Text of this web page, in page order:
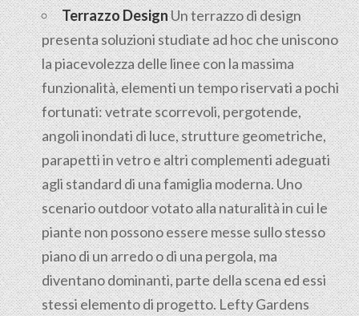
Terrazzo DesignUn terrazzo di design
presenta soluzioni studiate ad hoc che uniscono
la piacevolezza delle linee con la massima
funzionalità, elementi un tempo riservati a pochi
fortunati: vetrate scorrevoli, pergotende,
angoli inondati di luce, strutture geometriche,
parapetti in vetro e altri complementi adeguati
agli standard di una famiglia moderna. Uno
scenario outdoor votato alla naturalità in cui le
piante non possono essere messe sullo stesso
piano di un arredo o di una pergola, ma
diventano dominanti, parte della scena ed essi
stessi elemento di progetto. Lefty Gardens